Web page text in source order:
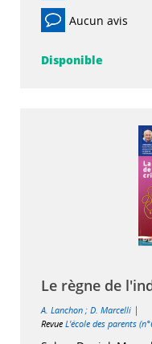
Aucun avis
Disponible
Le règne de
A. Lanchon ; D. Marcelli |
Revue L'école des parents